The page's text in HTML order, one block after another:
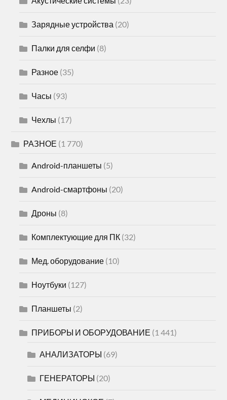
Зарядные устройства (20)
Палки для селфи (8)
Разное (35)
Часы (93)
Чехлы (17)
РАЗНОЕ (1 770)
Android-планшеты (5)
Android-смартфоны (20)
Дроны (8)
Комплектующие для ПК (32)
Мед. оборудование (10)
Ноутбуки (127)
Планшеты (2)
ПРИБОРЫ И ОБОРУДОВАНИЕ (1 441)
АНАЛИЗАТОРЫ (69)
ГЕНЕРАТОРЫ (20)